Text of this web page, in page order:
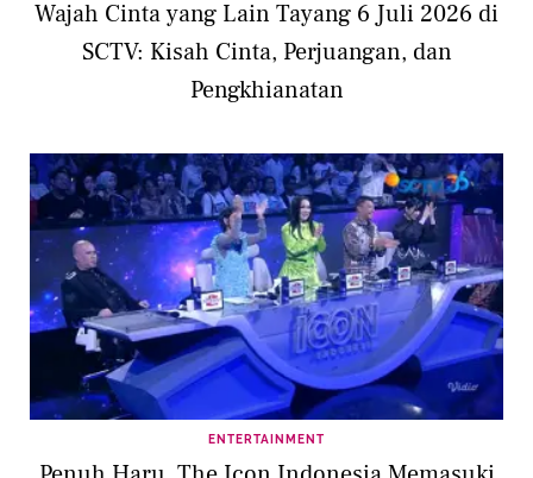
Wajah Cinta yang Lain Tayang 6 Juli 2026 di
SCTV: Kisah Cinta, Perjuangan, dan
Pengkhianatan
ENTERTAINMENT